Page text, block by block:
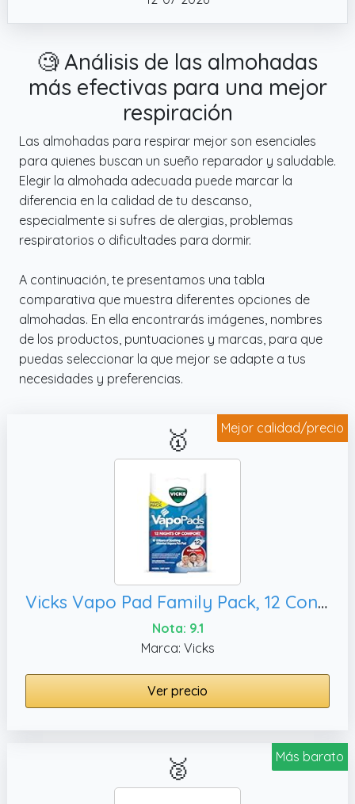
✔️ ALMOHADA ANTIREFLUJO 100%
IMPERMEABLE – La almohada de cuña
antireflujo de Mimuselina está fabricada con
material 100% impermeable y antimanchas,
lo que garantiza una mayor durabilidad y
comodidad. Se limpia fácilmente con un
paño húmedo y un poco de jabón.
✔️ FABRICADO EN EUROPA– La almohada de
cuña para cama Mimuselina se elabora
artesanalmente en España e Italia, cuidando
para ofrecer la máxima calidad y durabilidad
🧐 Análisis de las almohadas
más efectivas para una mejor
respiración
Las almohadas para respirar mejor son esenciales
para quienes buscan un sueño reparador y saludable.
Elegir la almohada adecuada puede marcar la
diferencia en la calidad de tu descanso,
especialmente si sufres de alergias, problemas
respiratorios o dificultades para dormir.
A continuación, te presentamos una tabla
comparativa que muestra diferentes opciones de
almohadas. En ella encontrarás imágenes, nombres
de los productos, puntuaciones y marcas, para que
puedas seleccionar la que mejor se adapte a tus
necesidades y preferencias.
Mejor calidad/precio
🥇
Vicks Vapo Pad Family Pack, 12 Conte
Nota: 9.1
Marca: Vicks
Ver precio
Más barato
🥈